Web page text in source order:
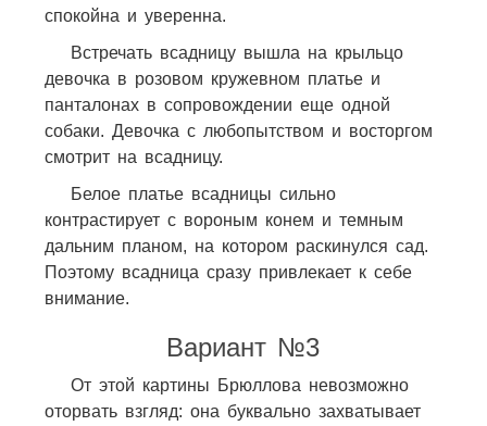
спокойна и уверенна.
Встречать всадницу вышла на крыльцо
девочка в розовом кружевном платье и
панталонах в сопровождении еще одной
собаки. Девочка с любопытством и восторгом
смотрит на всадницу.
Белое платье всадницы сильно
контрастирует с вороным конем и темным
дальним планом, на котором раскинулся сад.
Поэтому всадница сразу привлекает к себе
внимание.
Вариант №3
От этой картины Брюллова невозможно
оторвать взгляд: она буквально захватывает